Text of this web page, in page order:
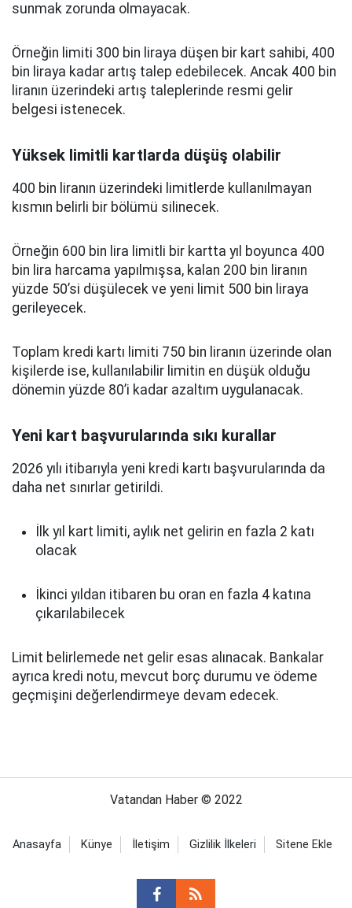
sunmak zorunda olmayacak.
Örneğin limiti 300 bin liraya düşen bir kart sahibi, 400
bin liraya kadar artış talep edebilecek. Ancak 400 bin
liranın üzerindeki artış taleplerinde resmi gelir
belgesi istenecek.
Yüksek limitli kartlarda düşüş olabilir
400 bin liranın üzerindeki limitlerde kullanılmayan
kısmın belirli bir bölümü silinecek.
Örneğin 600 bin lira limitli bir kartta yıl boyunca 400
bin lira harcama yapılmışsa, kalan 200 bin liranın
yüzde 50’si düşülecek ve yeni limit 500 bin liraya
gerileyecek.
Toplam kredi kartı limiti 750 bin liranın üzerinde olan
kişilerde ise, kullanılabilir limitin en düşük olduğu
dönemin yüzde 80’i kadar azaltım uygulanacak.
Yeni kart başvurularında sıkı kurallar
2026 yılı itibarıyla yeni kredi kartı başvurularında da
daha net sınırlar getirildi.
İlk yıl kart limiti, aylık net gelirin en fazla 2 katı
olacak
İkinci yıldan itibaren bu oran en fazla 4 katına
çıkarılabilecek
Limit belirlemede net gelir esas alınacak. Bankalar
ayrıca kredi notu, mevcut borç durumu ve ödeme
geçmişini değerlendirmeye devam edecek.
Vatandan Haber © 2022
Anasayfa Künye İletişim Gizlilik İlkeleri Sitene Ekle